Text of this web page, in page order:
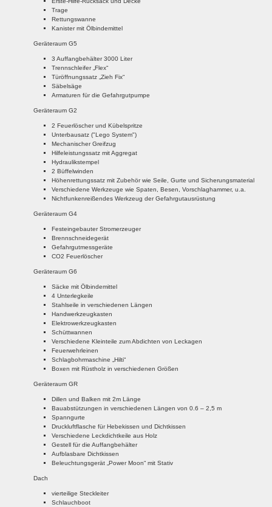
Trage
Rettungswanne
Kanister mit Ölbindemittel
Geräteraum G5
3 Auffangbehälter 3000 Liter
Trennschleifer „Flex“
Türöffnungssatz „Zieh Fix“
Säbelsäge
Armaturen für die Gefahrgutpumpe
Geräteraum G2
2 Feuerlöscher und Kübelspritze
Unterbausatz ("Lego System")
Mechanischer Greifzug
Hilfeleistungssatz mit Aggregat
Hydraulikstempel
2 Büffelwinden
Höhenrettungssatz mit Zubehör wie Seile, Gurte und Sicherungsmaterial
Verschiedene Werkzeuge wie Spaten, Besen, Vorschlaghammer, u.a.
Nichtfunkenreißendes Werkzeug der Gefahrgutausrüstung
Geräteraum G4
Festeingebauter Stromerzeuger
Brennschneidegerät
Gefahrgutmessgeräte
CO2 Feuerlöscher
Geräteraum G6
Säcke mit Ölbindemittel
4 Unterlegkeile
Stahlseile in verschiedenen Längen
Handwerkzeugkasten
Elektrowerkzeugkasten
Schüttwannen
Verschiedene Kleinteile zum Abdichten von Leckagen
Feuerwehrleinen
Schlagbohrmaschine „Hilti“
Boxen mit Rüstholz in verschiedenen Größen
Geräteraum GR
Dillen und Balken mit 2m Länge
Bauabstützungen in verschiedenen Längen von 0.6 – 2,5 m
Spanngurte
Druckluftflasche für Hebekissen und Dichtkissen
Verschiedene Leckdichtkeile aus Holz
Gestell für die Auffangbehälter
Aufblasbare Dichtkissen
Beleuchtungsgerät „Power Moon“ mit Stativ
Dach
vierteilige Steckleiter
Schlauchboot